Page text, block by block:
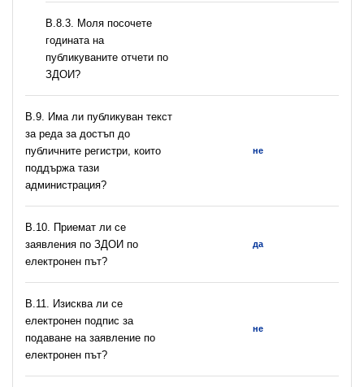
В.8.3. Моля посочете
годината на
публикуваните отчети по
ЗДОИ?
В.9. Има ли публикуван текст
за реда за достъп до
публичните регистри, които
поддържа тази
администрация?
не
В.10. Приемат ли се
заявления по ЗДОИ по
електронен път?
да
В.11. Изисква ли се
електронен подпис за
подаване на заявление по
електронен път?
не